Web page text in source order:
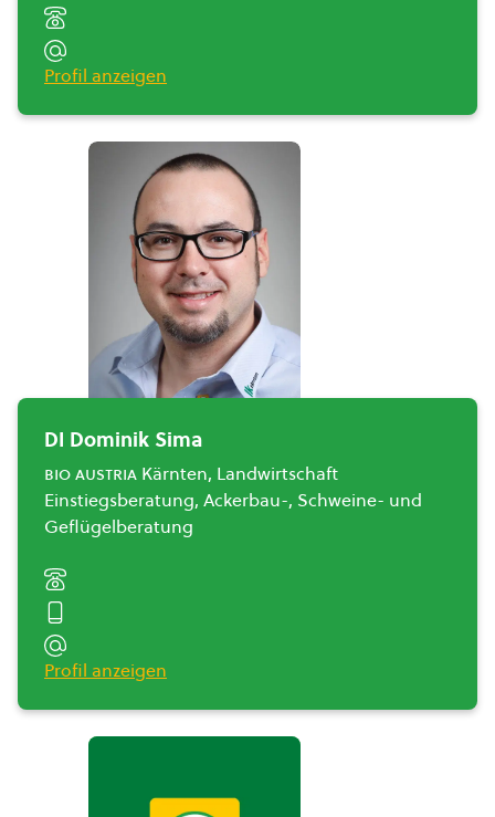
Profil anzeigen
DI Dominik Sima
bio austria Kärnten, Landwirtschaft
Einstiegsberatung, Ackerbau-, Schweine- und
Geflügelberatung
Profil anzeigen